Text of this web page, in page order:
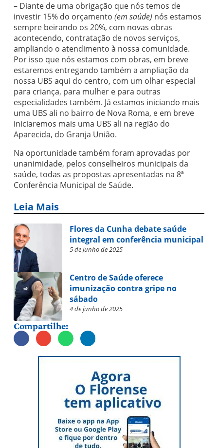
– Diante de uma obrigação que nós temos de
investir 15% do orçamento (em saúde) nós estamos
sempre beirando os 20%, com novas obras
acontecendo, contratação de novos serviços,
ampliando o atendimento à nossa comunidade.
Por isso que nós estamos com obras, em breve
estaremos entregando também a ampliação da
nossa UBS aqui do centro, com um olhar especial
para criança, para mulher e para outras
especialidades também. Já estamos iniciando mais
uma UBS ali no bairro de Nova Roma, e em breve
iniciaremos mais uma UBS ali na região do
Aparecida, do Granja União.
Na oportunidade também foram aprovadas por
unanimidade, pelos conselheiros municipais da
saúde, todas as propostas apresentadas na 8ª
Conferência Municipal de Saúde.
Leia Mais
Flores da Cunha debate saúde
integral em conferência municipal
5 de junho de 2025
Centro de Saúde oferece
imunização contra gripe no
sábado
4 de junho de 2025
Compartilhe: